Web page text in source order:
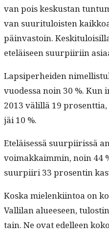
van pois keskus­tan
van suu­rit­u­lois­t­en
päin­vas­toin.
eteläiseen suurpi­iri­in
Lap­siper­hei­den
vuodessa noin 30 %. Kun
2013 välil­lä 19
jäi 10 %.
Eteläisessä suurpi­iris­sä
voimakkaim­min, noin 44
suurpi­iri 33 pros­entin
Kos­ka mie­lenki­in­toa on
Vallilan alueeseen,
tain. Ne ovat edelleen